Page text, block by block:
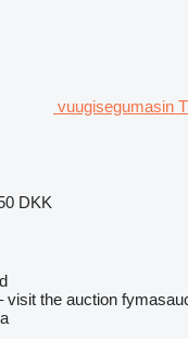
vuugisegumasin
DKK
visit the auction